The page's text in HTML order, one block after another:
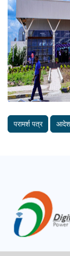
परामर्श पत्र आदेश